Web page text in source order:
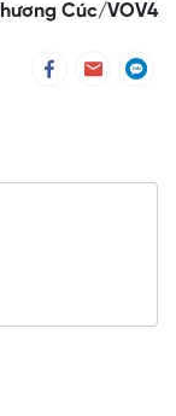
Cúc/VOV4